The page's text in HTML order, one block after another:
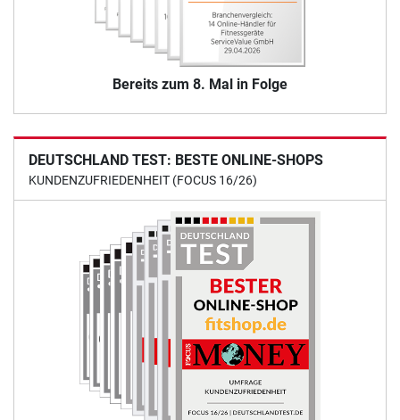
Bereits zum 8. Mal in Folge
DEUTSCHLAND TEST: BESTE ONLINE-SHOPS
KUNDENZUFRIEDENHEIT (FOCUS 16/26)